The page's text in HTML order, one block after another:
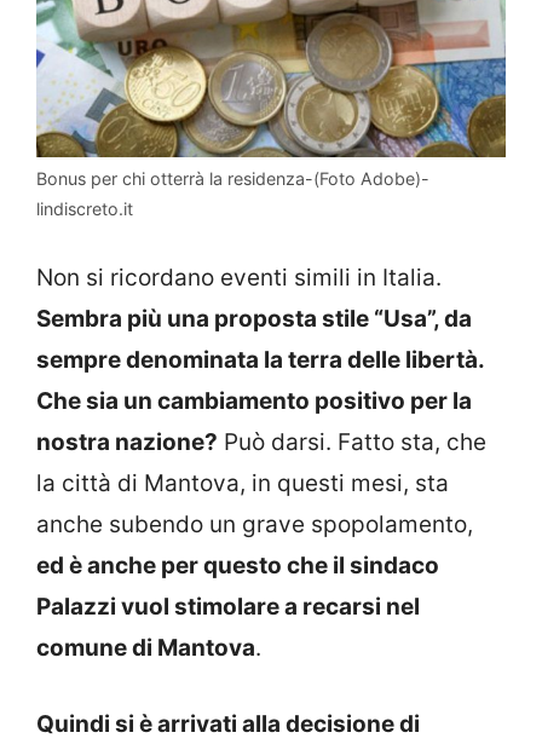
Bonus per chi otterrà la residenza-(Foto Adobe)-
lindiscreto.it
Non si ricordano eventi simili in Italia.
Sembra più una proposta stile “Usa”, da
sempre denominata la terra delle libertà.
Che sia un cambiamento positivo per la
nostra nazione? Può darsi. Fatto sta, che
la città di Mantova, in questi mesi, sta
anche subendo un grave spopolamento,
ed è anche per questo che il sindaco
Palazzi vuol stimolare a recarsi nel
comune di Mantova.
Quindi si è arrivati alla decisione di